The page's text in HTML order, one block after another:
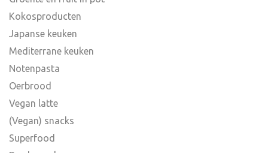
Kokosproducten
Japanse keuken
Mediterrane keuken
Notenpasta
Oerbrood
Vegan latte
(Vegan) snacks
Superfood